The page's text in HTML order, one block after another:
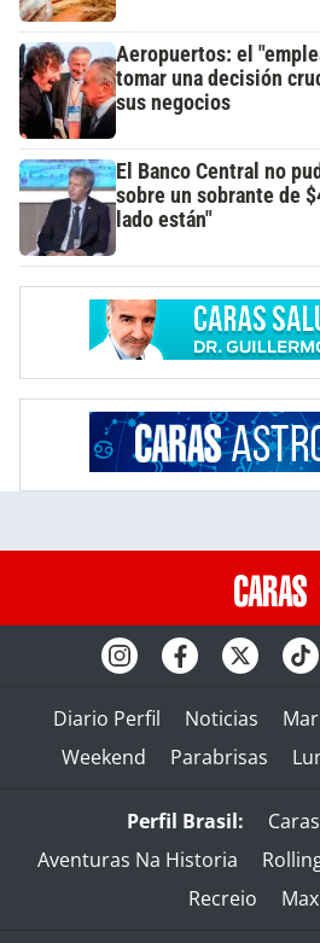
Aeropuertos: el
tomar una decisión
sus negocios
El Banco Central no
sobre un sobrante de
lado están"
Diario Perfil Noticias
Weekend
Parabrisas
Perfil Brasil: Caras
Aventuras Na Historia
Recreio